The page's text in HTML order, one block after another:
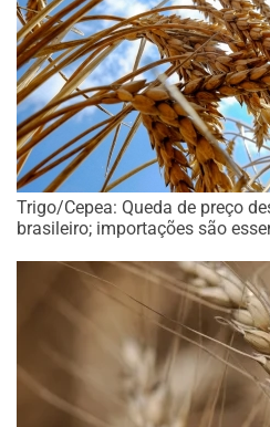
Trigo/Cepea: Queda de preço
brasileiro; importações são